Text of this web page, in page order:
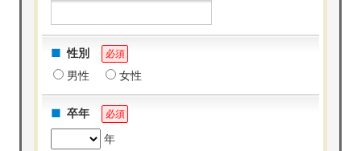
性別 必須
男性 女性
卒年 必須
年